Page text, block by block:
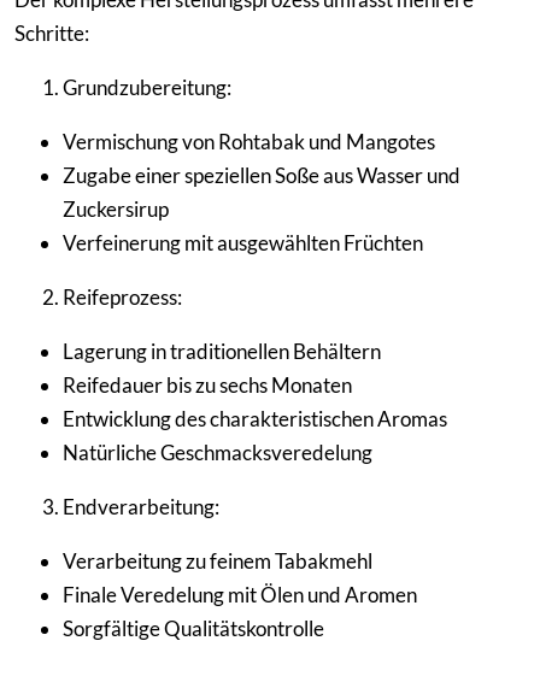
Schritte:
Grundzubereitung:
Vermischung von Rohtabak und Mangotes
Zugabe einer speziellen Soße aus Wasser und
Zuckersirup
Verfeinerung mit ausgewählten Früchten
Reifeprozess:
Lagerung in traditionellen Behältern
Reifedauer bis zu sechs Monaten
Entwicklung des charakteristischen Aromas
Natürliche Geschmacksveredelung
Endverarbeitung:
Verarbeitung zu feinem Tabakmehl
Finale Veredelung mit Ölen und Aromen
Sorgfältige Qualitätskontrolle